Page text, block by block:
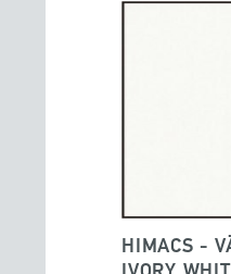
HIMACS -